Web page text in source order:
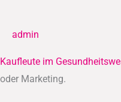
admin
Kaufleute im
oder Marketing.
(IHK)